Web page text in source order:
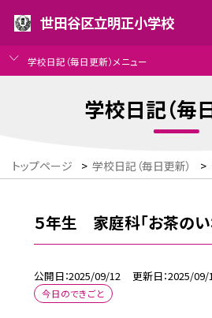
世田谷区立明正小学校
学校日記（毎日更新）メニュー
学校日記（毎
トップページ > 学校日記（毎日更新） >
５年生 家庭科「お茶のい
公開日 2025/09/12 更新日 2025/09/
今日のできごと